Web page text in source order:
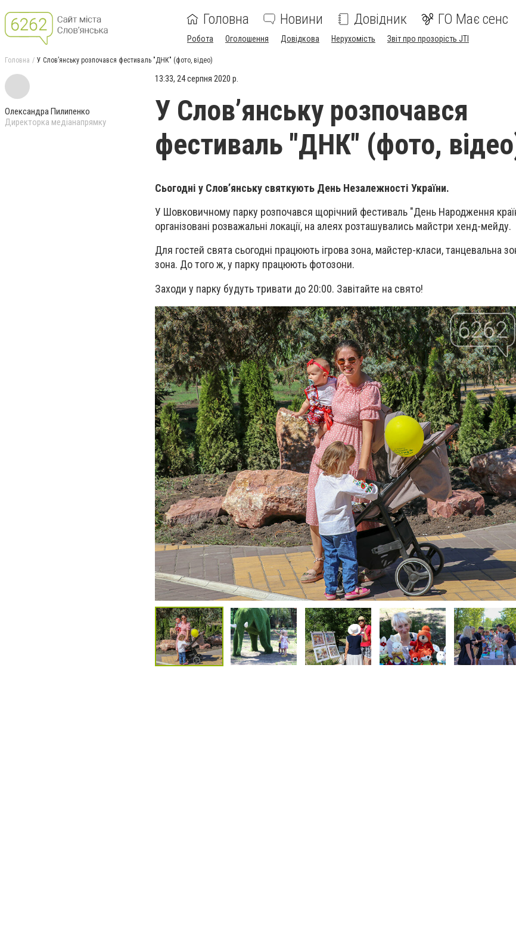
Головна Новини Довідник ГО Має сенс
Робота Оголошення Довідкова Нерухомість Звіт про прозорість JTI
Головна У Слов’янську розпочався фестиваль "ДНК" (фото, відео)
Олександра Пилипенко
Директорка медіанапрямку
13:33, 24 серпня 2020 р.
У Слов’янську розпочався
фестиваль "ДНК" (фото,
Сьогодні у Слов’янську святкують День Незалежності України.
У Шовковичному парку розпочався щорічний фестиваль "День Народження
організовані розважальні локації, на алеях розташувались майстри хенд-мейду.
Для гостей свята сьогодні працюють ігрова зона, майстер-класи, танцевальна
зона. До того ж, у парку працюють фотозони.
Заходи у парку будуть тривати до 20:00. Завітайте на свято!